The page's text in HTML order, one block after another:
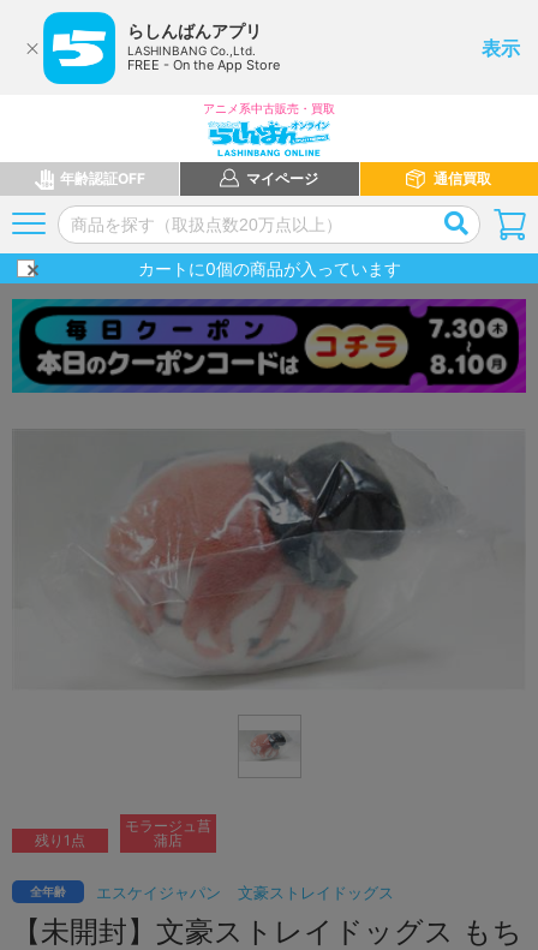
らしんばんアプリ
LASHINBANG Co.,Ltd.
FREE - On the App Store
表示
アニメ系中古販売・買取
年齢認証OFF マイページ 通信買取
カートに0個の商品が入っています
エスケイジャパン 文豪ストレイドッグス
全年齢
【未開封】文豪ストレイドッグス もち
残り1点
モラージュ菖
蒲店